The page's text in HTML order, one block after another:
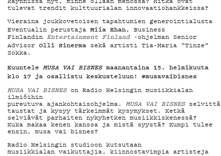
G LIVELAB
YSTÄVÄKLUBI
TIETOSUOJA
tulevat trendit kulttuurialan innovaatiohankkeissa?
Vieraina joukkovetoisen tapahtumien generointialusta
Eventualin perustaja Miia Khan, Business
Finlandin Entertainment Finland-ohjelman Senior
Advisor Olli Sinerma sekä artisti Tia-Maria ”Tinze”
Sokka.
Kuuntele MUSA VAI BISNESmaanantaina 15. helmikuuta
klo 17 ja osallistu keskusteluun! #musavaibisnes
MUSA VAI BISNESon Radio Helsingin musiikkialan
ilmiöihin
pureutuva ajankohtaisohjelma. MUSA VAI BISNES
taustat ja kysyy tärkeimmät kysymykset. Ketkä
selviävät parhaiten nykyhetken musiikkiskenessä?
Kuka makaa kenen kanssa ja mistä syystä? Kumpi tulee
ensin, musa vai bisnes?
Radio Helsingin studioon kutsutaan
musiikkialan vaikuttajia, kiinnostavimpia artisteja